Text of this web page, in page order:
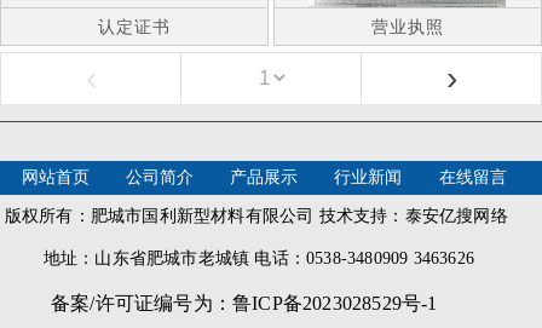
认定证书 营业执照
‹ ›
网站首页 公司简介 产品展示 行业新闻 在线留言
版权所有：肥城市国利新型材料有限公司 技术支持：泰安亿搜网络
地址：山东省肥城市老城镇 电话：0538-3480909 3463626
备案/许可证编号为：鲁ICP备2023028529号-1